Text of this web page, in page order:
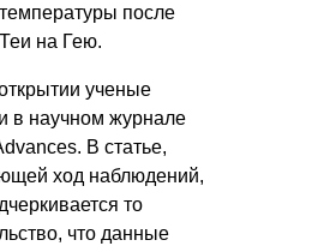
после
на Гею.
ученые
в научном журнале
В статье,
ход наблюдений,
то
что данные